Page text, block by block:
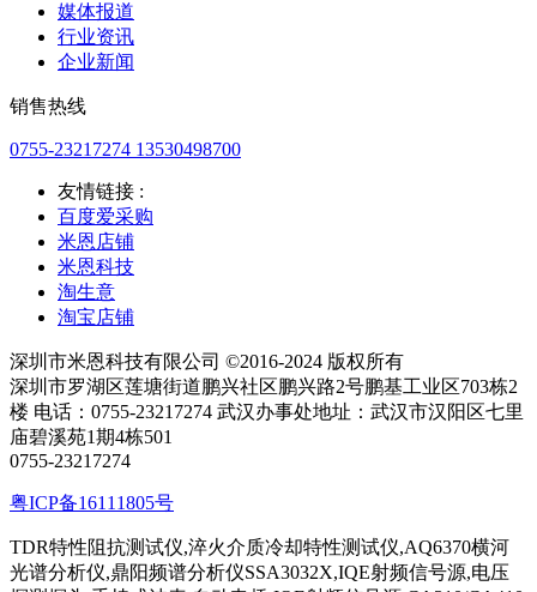
媒体报道
行业资讯
企业新闻
销售热线
0755-23217274 13530498700
友情链接 :
百度爱采购
米恩店铺
米恩科技
淘生意
淘宝店铺
深圳市米恩科技有限公司 ©2016-2024 版权所有
深圳市罗湖区莲塘街道鹏兴社区鹏兴路2号鹏基工业区703栋2
楼 电话：0755-23217274 武汉办事处地址：武汉市汉阳区七里
庙碧溪苑1期4栋501
0755-23217274
粤ICP备16111805号
TDR特性阻抗测试仪,淬火介质冷却特性测试仪,AQ6370横河
光谱分析仪,鼎阳频谱分析仪SSA3032X,IQE射频信号源,电压